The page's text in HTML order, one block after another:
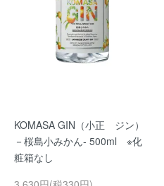
KOMASA GIN（小正 ジン）
－桜島小みかん- 500ml ※化
粧箱なし